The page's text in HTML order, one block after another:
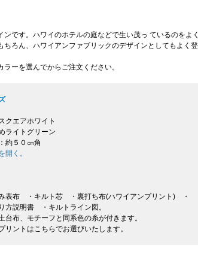
ンです。ハワイのホテルの庭などで生い茂っ ているのをよ
ちろん、ハワイアンファブリックのデザインとしてもよく
ーを選んでからご注文ください。
クエアホワイト
ライトグリーン
約５０㎝角
開く。
み表布 ・キルト芯 ・裏打ち布(ハワイアンプリント) ・
説明書 ・キルトライン図。
台布、モチーフと同系色の糸が付きます。
リントはこちらでお選びいたします。